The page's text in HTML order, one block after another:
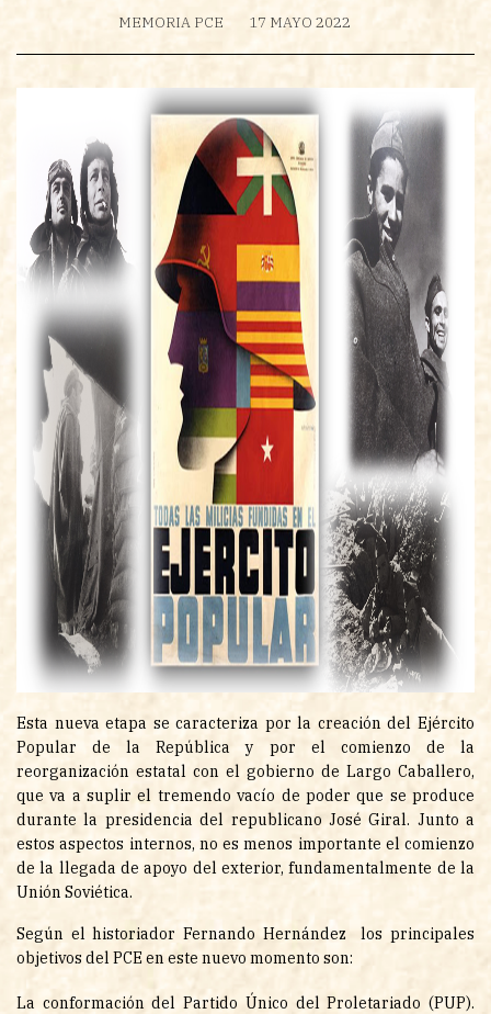
MEMORIA PCE 17 MAYO 2022
Esta nueva etapa se caracteriza por la creación del Ejército
Popular de la República y por el comienzo de la
reorganización estatal con el gobierno de Largo Caballero,
que va a suplir el tremendo vacío de poder que se produce
durante la presidencia del republicano José Giral. Junto a
estos aspectos internos, no es menos importante el comienzo
de la llegada de apoyo del exterior, fundamentalmente de la
Unión Soviética.
Según el historiador Fernando Hernández los principales
objetivos del PCE en este nuevo momento son:
La conformación del Partido Único del Proletariado (PUP).